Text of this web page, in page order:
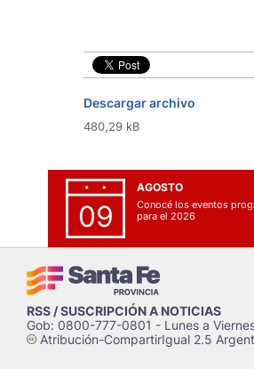
Descargar archivo
480,29 kB
09
AGOSTO
Conocé los eventos
para el 2026
RSS / SUSCRIPCIÓN A NOTICIAS
Gob: 0800-777-0801 - Lunes a
cAtribución-CompartirIgual 2.5